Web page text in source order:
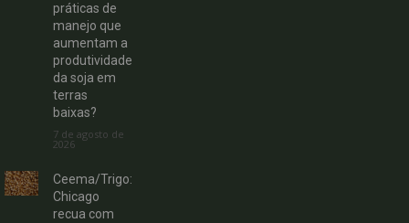
práticas de
manejo que
aumentam a
produtividade
da soja em
terras
baixas?
7 de agosto de
2026
Ceema/Trigo:
Chicago
recua com